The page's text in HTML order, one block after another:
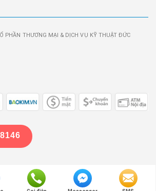
PHẦN THƯƠNG MẠI & DỊCH VỤ KỸ THUẬT ĐỨC